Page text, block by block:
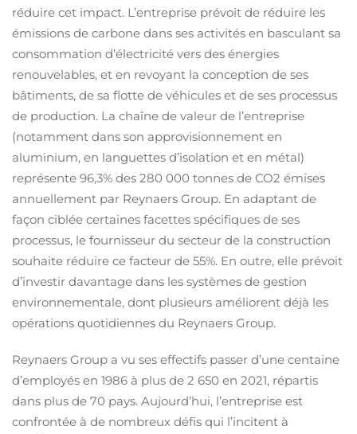
réduire cet impact. L’entreprise prévoit de réduire les
émissions de carbone dans ses activités en basculant sa
consommation d’électricité vers des énergies
renouvelables, et en revoyant la conception de ses
bâtiments, de sa flotte de véhicules et de ses processus
de production. La chaîne de valeur de l’entreprise
(notamment dans son approvisionnement en
aluminium, en languettes d’isolation et en métal)
représente 96,3% des 280 000 tonnes de CO2 émises
annuellement par Reynaers Group. En adaptant de
façon ciblée certaines facettes spécifiques de ses
processus, le fournisseur du secteur de la construction
souhaite réduire ce facteur de 55%. En outre, elle prévoit
d’investir davantage dans les systèmes de gestion
environnementale, dont plusieurs améliorent déjà les
opérations quotidiennes du Reynaers Group.
Reynaers Group a vu ses effectifs passer d’une centaine
d’employés en 1986 à plus de 2 650 en 2021, répartis
dans plus de 70 pays. Aujourd’hui, l’entreprise est
confrontée à de nombreux défis qui l’incitent à